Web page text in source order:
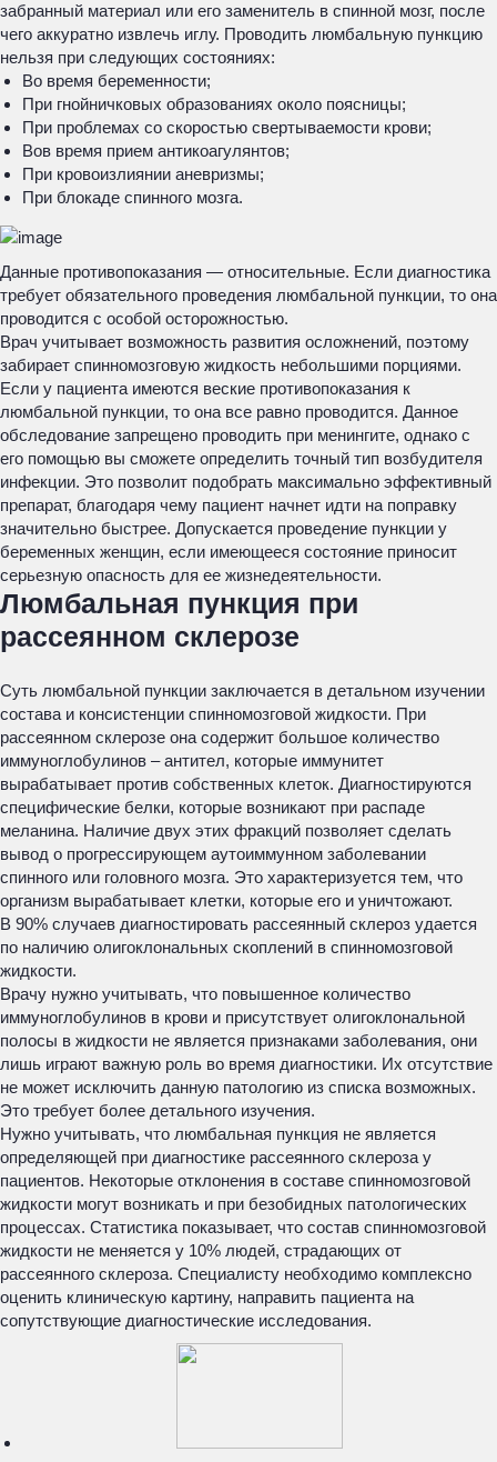
забранный материал или его заменитель в спинной мозг, после
чего аккуратно извлечь иглу. Проводить люмбальную пункцию
нельзя при следующих состояниях:
Во время беременности;
При гнойничковых образованиях около поясницы;
При проблемах со скоростью свертываемости крови;
Вов время прием антикоагулянтов;
При кровоизлиянии аневризмы;
При блокаде спинного мозга.
Данные противопоказания — относительные. Если диагностика
требует обязательного проведения люмбальной пункции, то она
проводится с особой осторожностью.
Врач учитывает возможность развития осложнений, поэтому
забирает спинномозговую жидкость небольшими порциями.
Если у пациента имеются веские противопоказания к
люмбальной пункции, то она все равно проводится. Данное
обследование запрещено проводить при менингите, однако с
его помощью вы сможете определить точный тип возбудителя
инфекции. Это позволит подобрать максимально эффективный
препарат, благодаря чему пациент начнет идти на поправку
значительно быстрее. Допускается проведение пункции у
беременных женщин, если имеющееся состояние приносит
серьезную опасность для ее жизнедеятельности.
Люмбальная пункция при
рассеянном склерозе
Суть люмбальной пункции заключается в детальном изучении
состава и консистенции спинномозговой жидкости. При
рассеянном склерозе она содержит большое количество
иммуноглобулинов – антител, которые иммунитет
вырабатывает против собственных клеток. Диагностируются
специфические белки, которые возникают при распаде
меланина. Наличие двух этих фракций позволяет сделать
вывод о прогрессирующем аутоиммунном заболевании
спинного или головного мозга. Это характеризуется тем, что
организм вырабатывает клетки, которые его и уничтожают.
В 90% случаев диагностировать рассеянный склероз удается
по наличию олигоклональных скоплений в спинномозговой
жидкости.
Врачу нужно учитывать, что повышенное количество
иммуноглобулинов в крови и присутствует олигоклональной
полосы в жидкости не является признаками заболевания, они
лишь играют важную роль во время диагностики. Их отсутствие
не может исключить данную патологию из списка возможных.
Это требует более детального изучения.
Нужно учитывать, что люмбальная пункция не является
определяющей при диагностике рассеянного склероза у
пациентов. Некоторые отклонения в составе спинномозговой
жидкости могут возникать и при безобидных патологических
процессах. Статистика показывает, что состав спинномозговой
жидкости не меняется у 10% людей, страдающих от
рассеянного склероза. Специалисту необходимо комплексно
оценить клиническую картину, направить пациента на
сопутствующие диагностические исследования.